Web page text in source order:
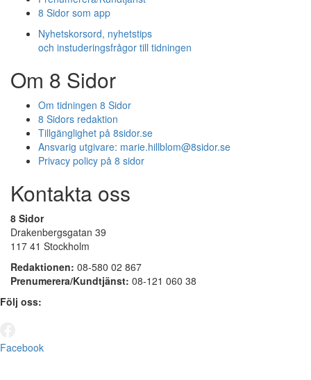
8 Sidor som app
Nyhetskorsord, nyhetstips
och instuderingsfrågor till tidningen
Om 8 Sidor
Om tidningen 8 Sidor
8 Sidors redaktion
Tillgänglighet på 8sidor.se
Ansvarig utgivare: marie.hillblom@8sidor.se
Privacy policy på 8 sidor
Kontakta oss
8 Sidor
Drakenbergsgatan 39
117 41 Stockholm
Redaktionen: 08-580 02 867
Prenumerera/Kundtjänst: 08-121 060 38
Följ oss:
Facebook